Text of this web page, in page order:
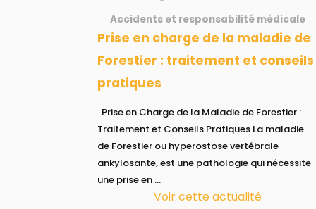
Accidents et responsabilité médicale
Prise en charge de la maladie de
Forestier : traitement et conseils
pratiques
Prise en Charge de la Maladie de Forestier :
Traitement et Conseils Pratiques La maladie
de Forestier ou hyperostose vertébrale
ankylosante, est une pathologie qui nécessite
une prise en ...
Voir cette actualité